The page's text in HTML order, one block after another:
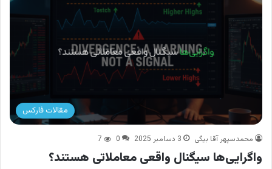
مقالات فارکس
محمدسپهر آقا بیگی 3 دسامبر 2025 0
7
واگرایی‌ها سیگنال واقعی معاملاتی هستند؟